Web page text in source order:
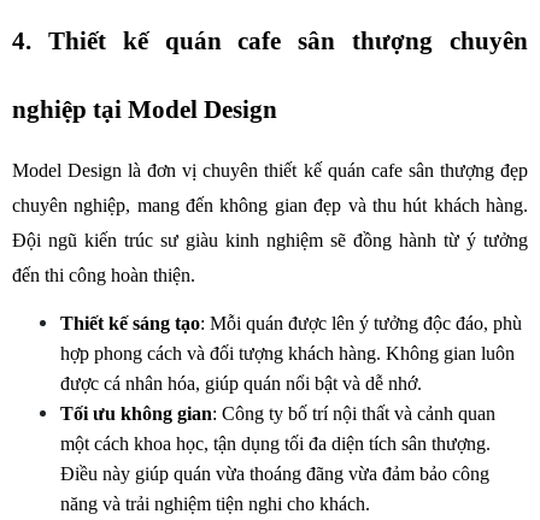
4. Thiết kế quán cafe sân thượng chuyên
nghiệp tại Model Design
Model Design là đơn vị chuyên thiết kế quán cafe sân thượng đẹp
chuyên nghiệp, mang đến không gian đẹp và thu hút khách hàng.
Đội ngũ kiến trúc sư giàu kinh nghiệm sẽ đồng hành từ ý tưởng
đến thi công hoàn thiện.
Thiết kế sáng tạo: Mỗi quán được lên ý tưởng độc đáo, phù
hợp phong cách và đối tượng khách hàng. Không gian luôn
được cá nhân hóa, giúp quán nổi bật và dễ nhớ.
Tối ưu không gian: Công ty bố trí nội thất và cảnh quan
một cách khoa học, tận dụng tối đa diện tích sân thượng.
Điều này giúp quán vừa thoáng đãng vừa đảm bảo công
năng và trải nghiệm tiện nghi cho khách.